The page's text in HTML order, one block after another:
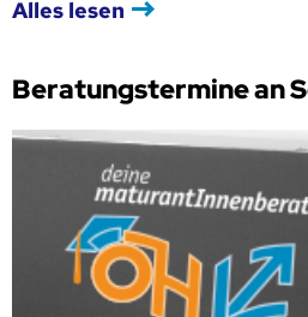
Alles lesen
Beratungstermine an